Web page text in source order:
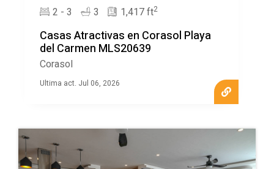
2 - 3 3 1,417 ft2
Casas Atractivas en Corasol Playa
del Carmen MLS20639
Corasol
Ultima act. Jul 06, 2026